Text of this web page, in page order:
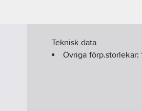
Teknisk data
Övriga förp.storlekar: